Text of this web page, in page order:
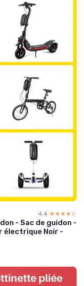
4.4 ☆☆☆☆☆
★★★★★
- Sac de guidon -
électrique Noir -